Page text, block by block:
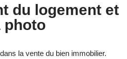
du logement et
photo
la vente du bien immobilier.